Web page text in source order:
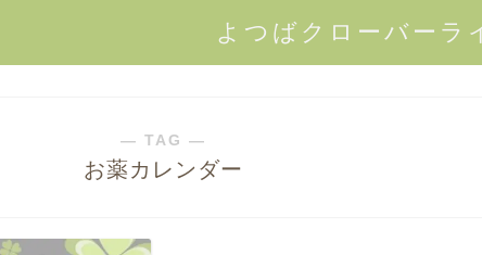
よつばクローバーラ
― TAG ―
お薬カレンダー